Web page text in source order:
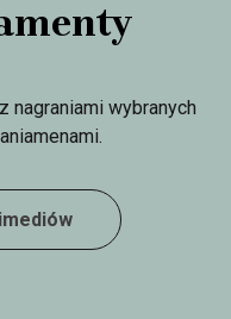
nagraniami wybranych